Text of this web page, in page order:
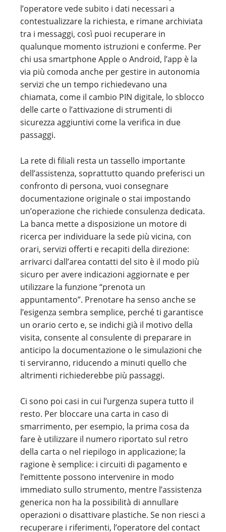
l’operatore vede subito i dati necessari a
contestualizzare la richiesta, e rimane archiviata
tra i messaggi, così puoi recuperare in
qualunque momento istruzioni e conferme. Per
chi usa smartphone Apple o Android, l’app è la
via più comoda anche per gestire in autonomia
servizi che un tempo richiedevano una
chiamata, come il cambio PIN digitale, lo sblocco
delle carte o l’attivazione di strumenti di
sicurezza aggiuntivi come la verifica in due
passaggi.
La rete di filiali resta un tassello importante
dell’assistenza, soprattutto quando preferisci un
confronto di persona, vuoi consegnare
documentazione originale o stai impostando
un’operazione che richiede consulenza dedicata.
La banca mette a disposizione un motore di
ricerca per individuare la sede più vicina, con
orari, servizi offerti e recapiti della direzione:
arrivarci dall’area contatti del sito è il modo più
sicuro per avere indicazioni aggiornate e per
utilizzare la funzione “prenota un
appuntamento”. Prenotare ha senso anche se
l’esigenza sembra semplice, perché ti garantisce
un orario certo e, se indichi già il motivo della
visita, consente al consulente di preparare in
anticipo la documentazione o le simulazioni che
ti serviranno, riducendo a minuti quello che
altrimenti richiederebbe più passaggi.
Ci sono poi casi in cui l’urgenza supera tutto il
resto. Per bloccare una carta in caso di
smarrimento, per esempio, la prima cosa da
fare è utilizzare il numero riportato sul retro
della carta o nel riepilogo in applicazione; la
ragione è semplice: i circuiti di pagamento e
l’emittente possono intervenire in modo
immediato sullo strumento, mentre l’assistenza
generica non ha la possibilità di annullare
operazioni o disattivare plastiche. Se non riesci a
recuperare i riferimenti, l’operatore del contact